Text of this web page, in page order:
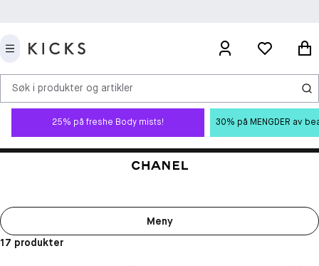
Søk i produkter og artikler
25% på freshe Body mists! 30% på MENGDER av
Meny
17 produkter